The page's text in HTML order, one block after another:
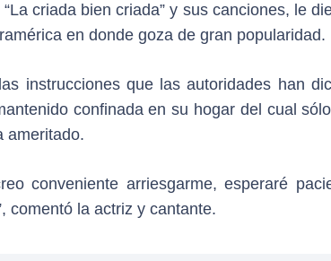
criada bien criada” y sus canciones, le
en donde goza de gran popularidad.
instrucciones que las autoridades han
confinada en su hogar del cual
ameritado.
conveniente arriesgarme, esperaré
comentó la actriz y cantante.